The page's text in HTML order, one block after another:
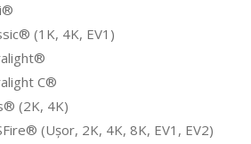
(1K, 4K, EV1)
C®
(2K, 4K)
(Ușor, 2K, 4K, 8K, EV1, EV2)